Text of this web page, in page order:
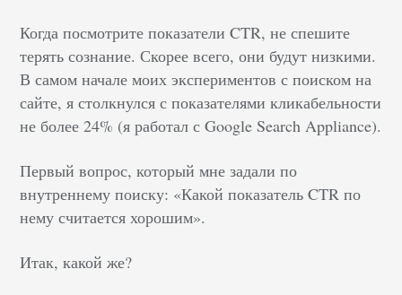
Когда посмотрите показатели CTR, не спешите
терять сознание. Скорее всего, они будут низкими.
В самом начале моих экспериментов с поиском на
сайте, я столкнулся с показателями кликабельности
не более 24% (я работал с Google Search Appliance).
Первый вопрос, который мне задали по
внутреннему поиску: «Какой показатель CTR по
нему считается хорошим».
Итак, какой же?